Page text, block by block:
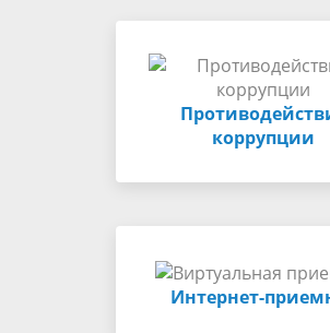
коррупции
Интернет-